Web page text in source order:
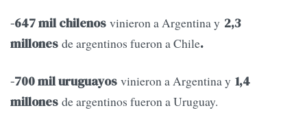
-647 mil chilenosvinieron a Argentina y 2,3
millonesde argentinos fueron a Chile.
-700 mil uruguayosvinieron a Argentina y 1,4
millonesde argentinos fueron a Uruguay.